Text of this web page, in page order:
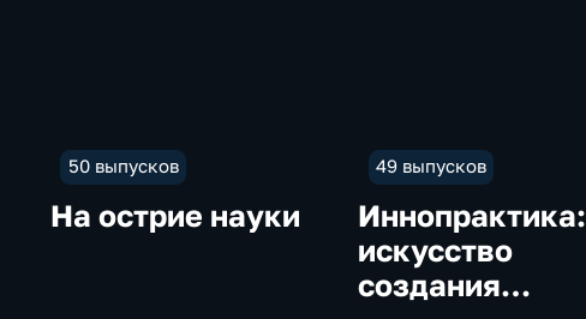
50 выпусков
На острие науки
49 выпусков
Иннопрактика:
искусство
создания